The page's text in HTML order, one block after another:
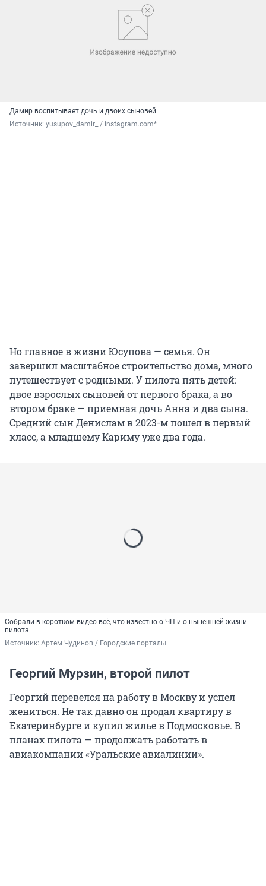
Дамир воспитывает дочь и двоих сыновей
Источник: yusupov_damir_ / instagram.com*
Но главное в жизни Юсупова — семья. Он
завершил масштабное строительство дома, много
путешествует с родными. У пилота пять детей:
двое взрослых сыновей от первого брака, а во
втором браке — приемная дочь Анна и два сына.
Средний сын Денислам в 2023-м пошел в первый
класс, а младшему Кариму уже два года.
Георгий Мурзин, второй пилот
жениться. Не так давно он продал квартиру в
Екатеринбурге и купил жилье в Подмосковье. В
планах пилота — продолжать работать в
авиакомпании «Уральские авиалинии».